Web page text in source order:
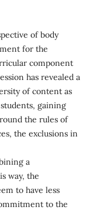
of body
for the
component
has revealed a
of content as
gaining
the rules of
the exclusions in
a
way, the
to have less
to the